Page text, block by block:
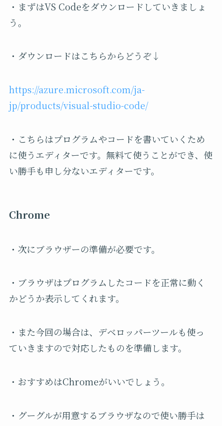
・まずはVS Codeをダウンロードしていきましょ
う。
・ダウンロードはこちらからどうぞ↓
https://azure.microsoft.com/ja-
jp/products/visual-studio-code/
・こちらはプログラムやコードを書いていくため
に使うエディターです。無料て使うことができ、使
い勝手も申し分ないエディターです。
Chrome
・次にブラウザーの準備が必要です。
・ブラウザはプログラムしたコードを正常に動く
かどうか表示してくれます。
・また今回の場合は、デベロッパーツールも使っ
ていきますので対応したものを準備します。
・おすすめはChromeがいいでしょう。
・グーグルが用意するブラウザなので使い勝手は